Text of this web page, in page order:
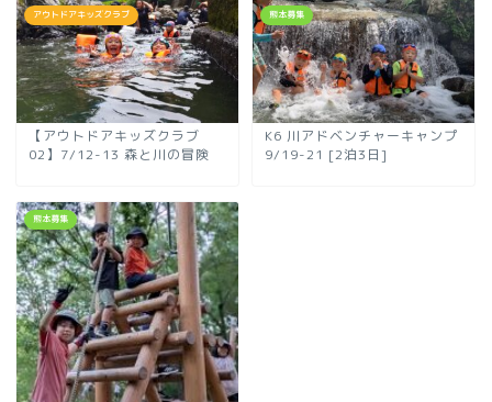
アウトドアキッズクラブ
【アウトドアキッズクラブ
02】7/12-13 森と川の冒険
熊本募集
K6 川アドベンチャーキャンプ
9/19-21 [2泊3日]
熊本募集